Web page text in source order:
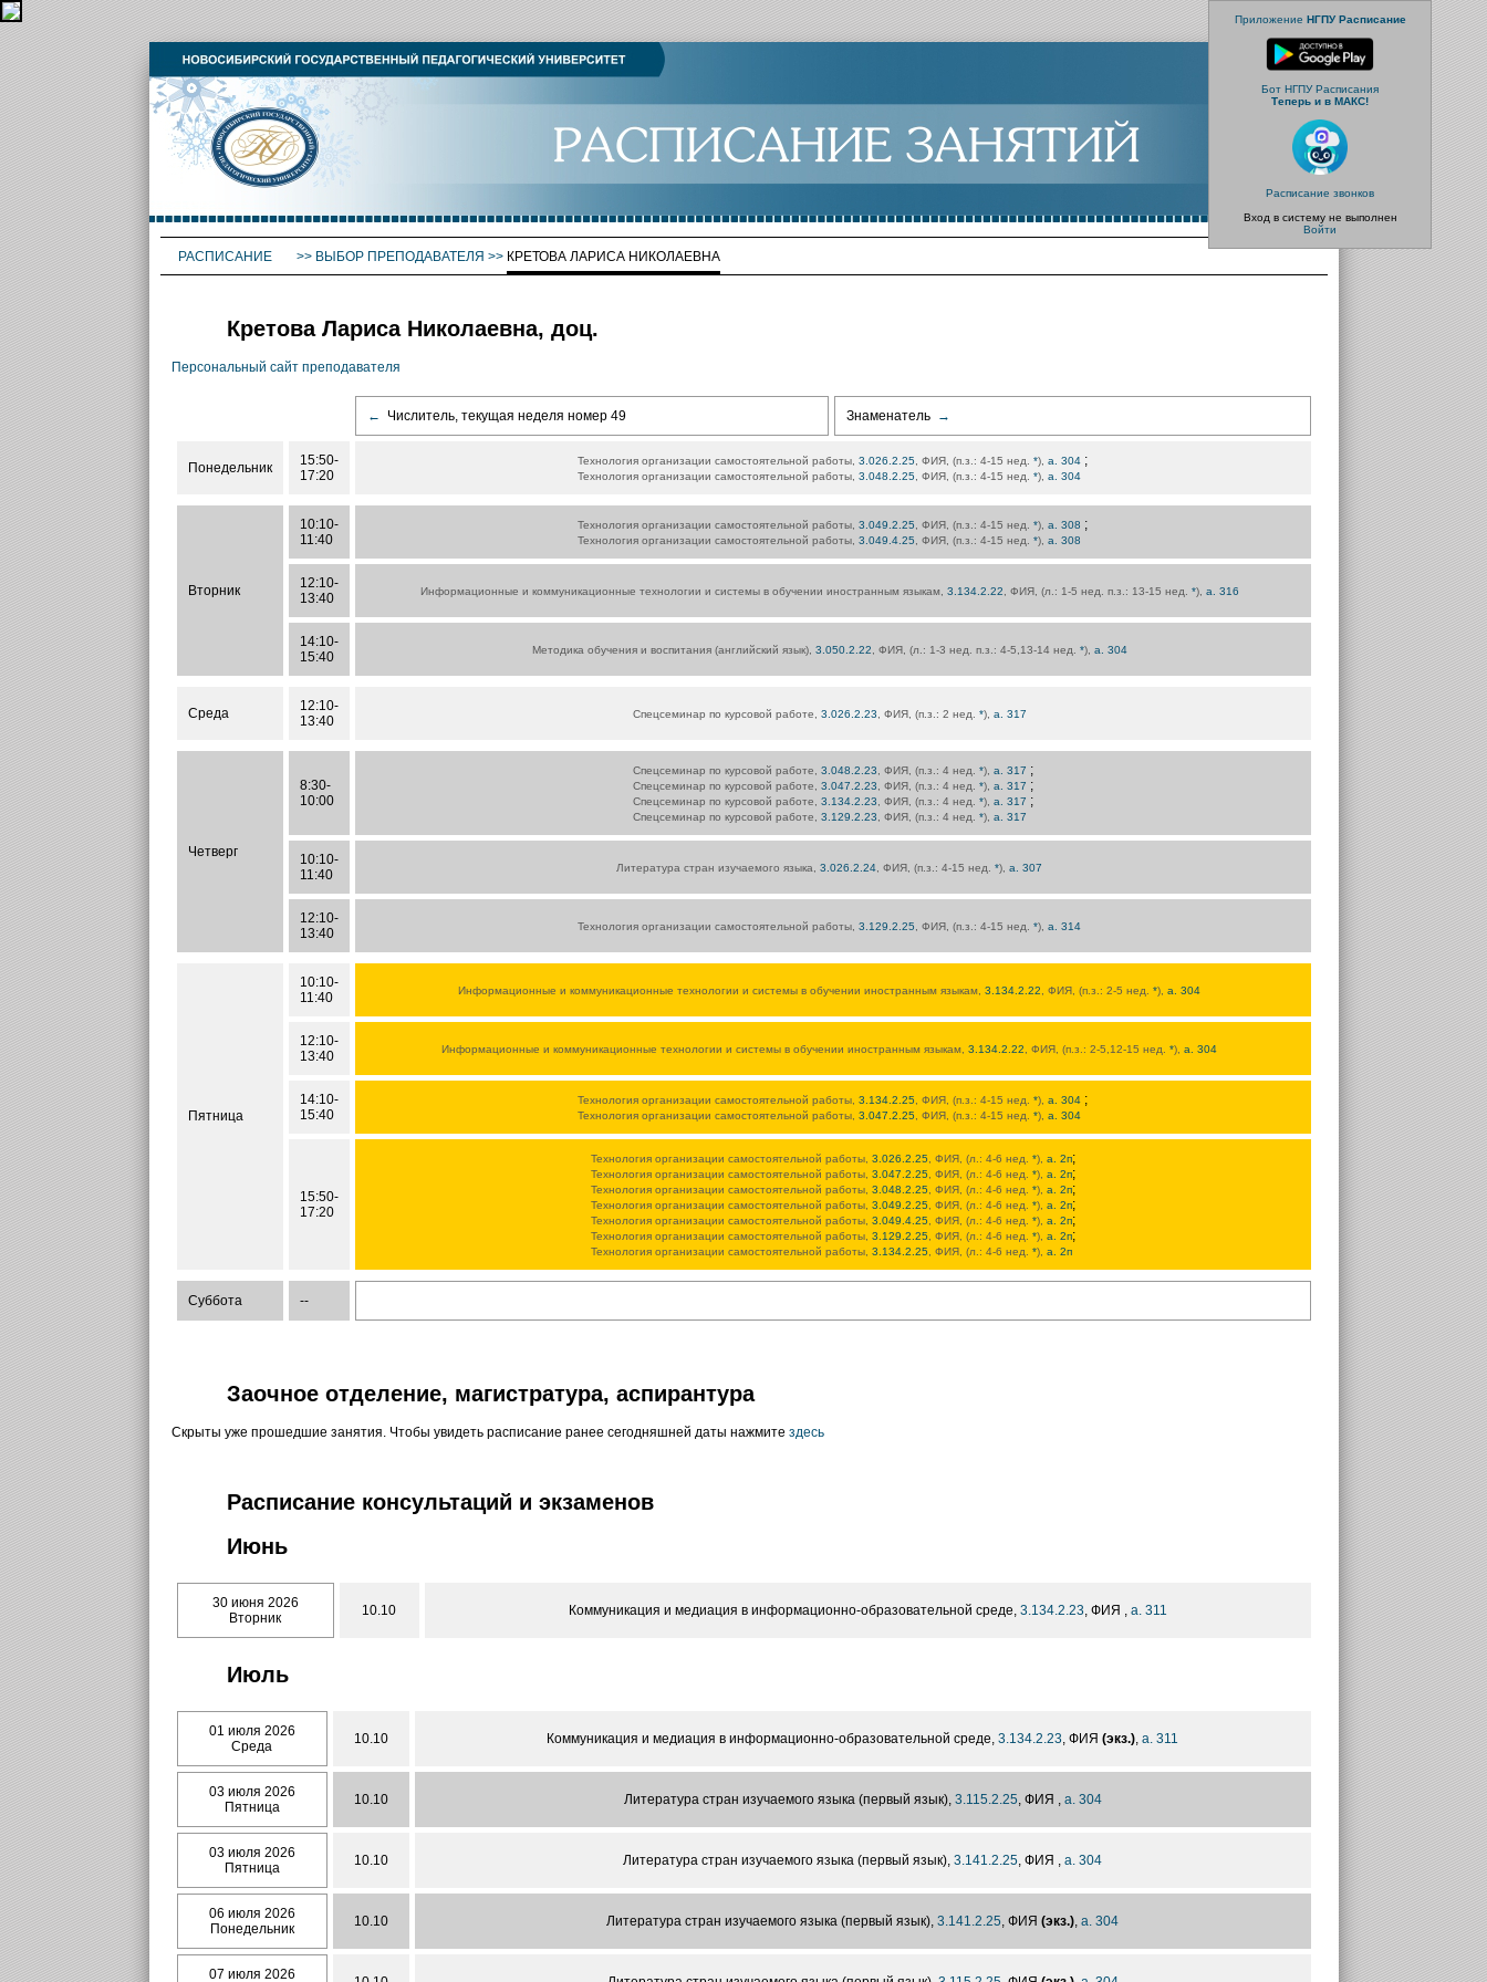
Приложение НГПУ Расписание
Бот НГПУ Расписания
Теперь и в МАКС!
Расписание звонков
Вход в систему не выполнен
Войти
РАСПИСАНИЕ >> ВЫБОР ПРЕПОДАВАТЕЛЯ >> КРЕТОВА ЛАРИСА НИКОЛАЕВНА
Кретова Лариса Николаевна, доц.
Персональный сайт преподавателя
← Числитель, текущая неделя номер 49 Знаменатель →
Понедельник
15:50-
17:20
Технология организации самостоятельной работы, 3.026.2.25 , ФИЯ, (п.з.: 4-15 нед. *), а. 304 ;
Технология организации самостоятельной работы, 3.048.2.25 , ФИЯ, (п.з.: 4-15 нед. *), а. 304
Вторник
10:10-
11:40
Технология организации самостоятельной работы, 3.049.2.25 , ФИЯ, (п.з.: 4-15 нед. *), а. 308 ;
Технология организации самостоятельной работы, 3.049.4.25 , ФИЯ, (п.з.: 4-15 нед. *), а. 308
12:10-
13:40
Информационные и коммуникационные технологии и системы в обучении иностранным языкам, 3.134.2.22 , ФИЯ, (л.: 1-5 нед. п.з.: 13-15 нед. *), а. 316
14:10-
15:40
Методика обучения и воспитания (английский язык), 3.050.2.22 , ФИЯ, (л.: 1-3 нед. п.з.: 4-5,13-14 нед. *), а. 304
Среда
12:10-
13:40
Спецсеминар по курсовой работе, 3.026.2.23 , ФИЯ, (п.з.: 2 нед. *), а. 317
Четверг
8:30-
10:00
Спецсеминар по курсовой работе, 3.048.2.23 , ФИЯ, (п.з.: 4 нед. *), а. 317 ;
Спецсеминар по курсовой работе, 3.047.2.23 , ФИЯ, (п.з.: 4 нед. *), а. 317 ;
Спецсеминар по курсовой работе, 3.134.2.23 , ФИЯ, (п.з.: 4 нед. *), а. 317 ;
Спецсеминар по курсовой работе, 3.129.2.23 , ФИЯ, (п.з.: 4 нед. *), а. 317
10:10-
11:40
Литература стран изучаемого языка, 3.026.2.24 , ФИЯ, (п.з.: 4-15 нед. *), а. 307
12:10-
13:40
Технология организации самостоятельной работы, 3.129.2.25 , ФИЯ, (п.з.: 4-15 нед. *), а. 314
Пятница
10:10-
11:40
Информационные и коммуникационные технологии и системы в обучении иностранным языкам, 3.134.2.22 , ФИЯ, (п.з.: 2-5 нед. *), а. 304
12:10-
13:40
Информационные и коммуникационные технологии и системы в обучении иностранным языкам, 3.134.2.22 , ФИЯ, (п.з.: 2-5,12-15 нед. *), а. 304
14:10-
15:40
Технология организации самостоятельной работы, 3.134.2.25 , ФИЯ, (п.з.: 4-15 нед. *), а. 304 ;
Технология организации самостоятельной работы, 3.047.2.25 , ФИЯ, (п.з.: 4-15 нед. *), а. 304
15:50-
17:20
Технология организации самостоятельной работы, 3.026.2.25, ФИЯ, (л.: 4-6 нед. *), а. 2п;
Технология организации самостоятельной работы, 3.047.2.25, ФИЯ, (л.: 4-6 нед. *), а. 2п;
Технология организации самостоятельной работы, 3.048.2.25, ФИЯ, (л.: 4-6 нед. *), а. 2п;
Технология организации самостоятельной работы, 3.049.2.25, ФИЯ, (л.: 4-6 нед. *), а. 2п;
Технология организации самостоятельной работы, 3.049.4.25, ФИЯ, (л.: 4-6 нед. *), а. 2п;
Технология организации самостоятельной работы, 3.129.2.25, ФИЯ, (л.: 4-6 нед. *), а. 2п;
Технология организации самостоятельной работы, 3.134.2.25, ФИЯ, (л.: 4-6 нед. *), а. 2п
Суббота --
Заочное отделение, магистратура, аспирантура
Скрыты уже прошедшие занятия. Чтобы увидеть расписание ранее сегодняшней даты нажмите здесь
Расписание консультаций и экзаменов
Июнь
30 июня 2026
Вторник
10.10 Коммуникация и медиация в информационно-образовательной среде, 3.134.2.23, ФИЯ , а. 311
Июль
01 июля 2026
Среда
10.10 Коммуникация и медиация в информационно-образовательной среде, 3.134.2.23, ФИЯ (экз.), а. 311
03 июля 2026
Пятница
10.10 Литература стран изучаемого языка (первый язык), 3.115.2.25, ФИЯ , а. 304
03 июля 2026
Пятница
10.10 Литература стран изучаемого языка (первый язык), 3.141.2.25, ФИЯ , а. 304
06 июля 2026
Понедельник
10.10 Литература стран изучаемого языка (первый язык), 3.141.2.25, ФИЯ (экз.), а. 304
07 июля 2026